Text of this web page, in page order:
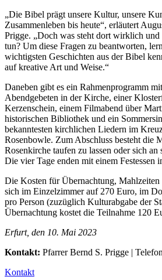
„Die Bibel prägt unsere Kultur, unsere
Zusammenleben bis heute“, erläutert
Prigge. „Doch was steht dort wirklich und
tun? Um diese Fragen zu beantworten,
wichtigsten Geschichten aus der Bibel
auf kreative Art und Weise.“
Daneben gibt es ein Rahmenprogramm
Abendgebeten in der Kirche, einer
Kerzenschein, einem Filmabend über
historischen Bibliothek und ein
bekanntesten kirchlichen Liedern im
Rosenbowle. Zum Abschluss besteht die
Rosenkirche taufen zu lassen oder sich an
Die vier Tage enden mit einem Festessen
Die Kosten für Übernachtung, Mahlzeiten
sich im Einzelzimmer auf 270 Euro, im
pro Person (zuzüglich Kulturabgabe der
Übernachtung kostet die Teilnahme 120
Erfurt, den 10. Mai 2023
Kontakt: Pfarrer Bernd S. Prigge |
Kontakt